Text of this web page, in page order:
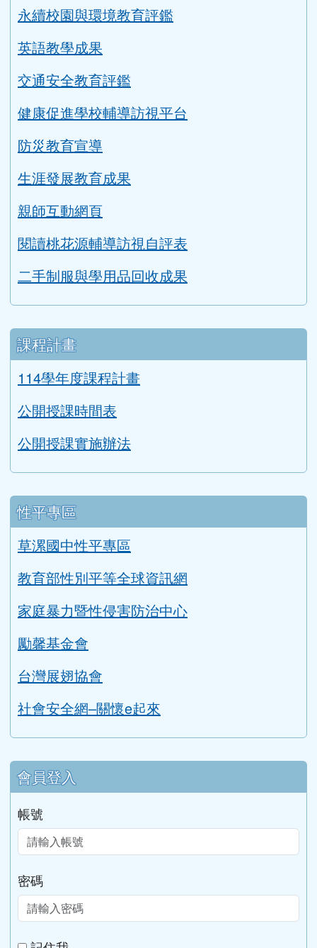
教學正常化資料
永續校園與環境教育評鑑
英語教學成果
交通安全教育評鑑
健康促進學校輔導訪視平台
防災教育宣導
生涯發展教育成果
親師互動網頁
閱讀桃花源輔導訪視自評表
課程計畫
114學年度課程計畫
公開授課時間表
性平專區
草漯國中性平專區
教育部性別平等全球資訊網
家庭暴力暨性侵害防治中心
勵馨基金會
台灣展翅協會
會員登入
帳號
密碼